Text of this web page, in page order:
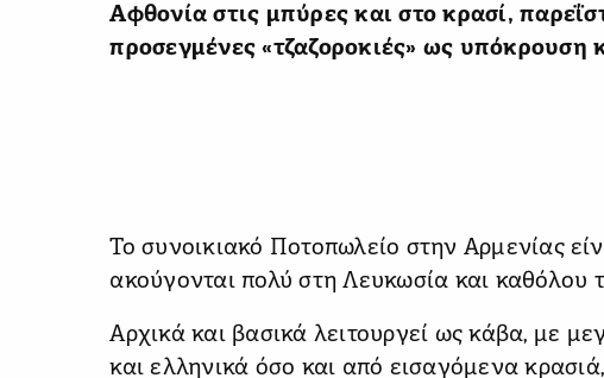
Αφθονία στις μπύρες και στο κρασί,
προσεγμένες «τζαζοροκιές» ως υπόκρουση
Το συνοικιακό Ποτοπωλείο στην Αρμενίας
ακούγονται πολύ στη Λευκωσία και καθόλου
Αρχικά και βασικά λειτουργεί ως κάβα, με
και ελληνικά όσο και από εισαγόμενα